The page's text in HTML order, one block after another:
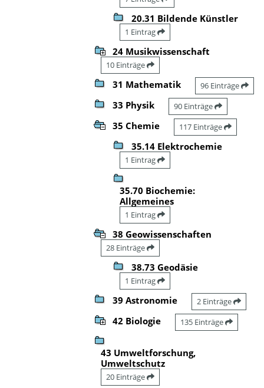
20.31 Bildende Künstler
1 Eintrag
24 Musikwissenschaft
10 Einträge
31 Mathematik 96 Einträge
33 Physik 90 Einträge
35 Chemie 117 Einträge
35.14 Elektrochemie
1 Eintrag
35.70 Biochemie:
Allgemeines
1 Eintrag
38 Geowissenschaften
28 Einträge
38.73 Geodäsie
1 Eintrag
39 Astronomie 2 Einträge
42 Biologie 135 Einträge
43 Umweltforschung,
Umweltschutz
20 Einträge